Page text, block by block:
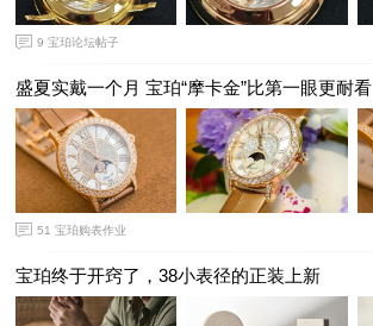
9 宝珀论坛帖子
盛夏实戴一个月 宝珀“摩卡金”比第一眼更耐看
51 宝珀购表作业
宝珀终于开窍了，38小表径的正装上新